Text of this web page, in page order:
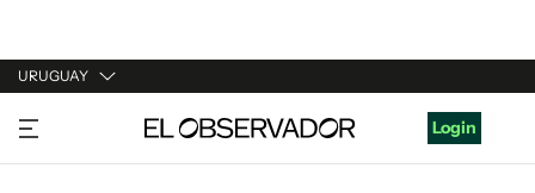
URUGUAY
URUGUAY
ARGENTINA
Login